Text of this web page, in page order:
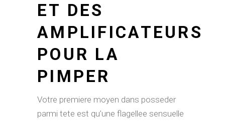
ET DES
AMPLIFICATEURS
POUR LA
PIMPER
Votre premiere moyen dans posseder
parmi tete est qu’une flagellee sensuelle